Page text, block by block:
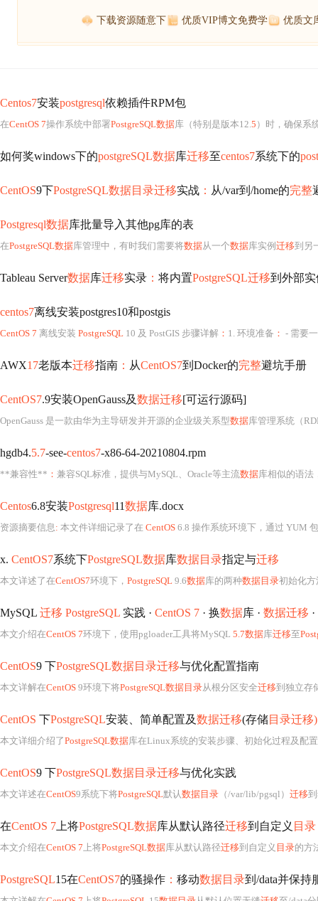
下载资源随意下 优质VIP博文免费学 优质文
Centos7安装postgresql依赖插件RPM包
在CentOS 7操作系统中部署PostgreSQL数据库（特别是版本12.5 ）时，确保系
如何奖windows下的postgreSQL数据库迁移至centos7系统下的
CentOS9下PostgreSQL数据目录迁移实战 ： 从/var到/home的完整
Postgresql数据库批量导入其他pg库的表
在PostgreSQL数据库管理中，有时我们需要将数据从一个数据库实例 迁移到另
Tableau Server数据库迁移实录 ： 将内置PostgreSQL迁移到外部
centos7离线安装postgres10和postgis
CentOS 7 离线安装 PostgreSQL 10 及 PostGIS 步骤详解 ： 1. 环境准备 ： - 需要
AWX17老版本迁移指南 ： 从CentOS7到Docker的完整避坑手册
CentOS7.9安装OpenGauss及数据迁移[可运行源码]
OpenGauss 是一款由华为主导研发并开源的企业级关系型数据库管理系统（
hgdb4.5.7-see-centos7-x86-64-20210804.rpm
**兼容性** ： 兼容SQL标准，提供与MySQL、Oracle等主流数据库相似的语法
Centos6.8安装Postgresql11数据库.docx
资源摘要信息: 本文件详细记录了在 CentOS 6.8 操作系统环境下，通过 YUM
x. CentOS7系统下PostgreSQL数据库数据目录指定与迁移
本文详述了在CentOS7环境下， PostgreSQL 9.6数据库的两种数据目录初始化方
MySQL 迁移 PostgreSQL 实践 · CentOS 7 · 换数据库 · 数据迁移
本文介绍在CentOS 7环境下，使用pgloader工具将MySQL 5.7数据库迁移至
CentOS9 下PostgreSQL数据目录迁移与优化配置指南
本文详解在CentOS 9环境下将PostgreSQL数据目录从根分区安全迁移到独立存
CentOS 下PostgreSQL安装、简单配置及数据迁移(存储 目录迁移)
本文详细介绍了PostgreSQL数据库在Linux系统的安装步骤、初始化过程及配
CentOS9 下PostgreSQL数据目录迁移与优化实践
本文详述在CentOS9系统下将PostgreSQL默认数据目录 （/var/lib/pgsql） 迁移
在CentOS 7 上将PostgreSQL数据库从默认路径迁移到自定义 目录
本文介绍在CentOS 7 上将PostgreSQL数据库从默认路径迁移到自定义 目录的方
PostgreSQL15在CentOS7的骚操作 ： 移动数据目录到/data并保持